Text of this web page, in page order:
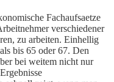
Fachaufsaetze
verschiedener
zu arbeiten. Einhellig
bis 65 oder 67. Den
bei weitem nicht nur